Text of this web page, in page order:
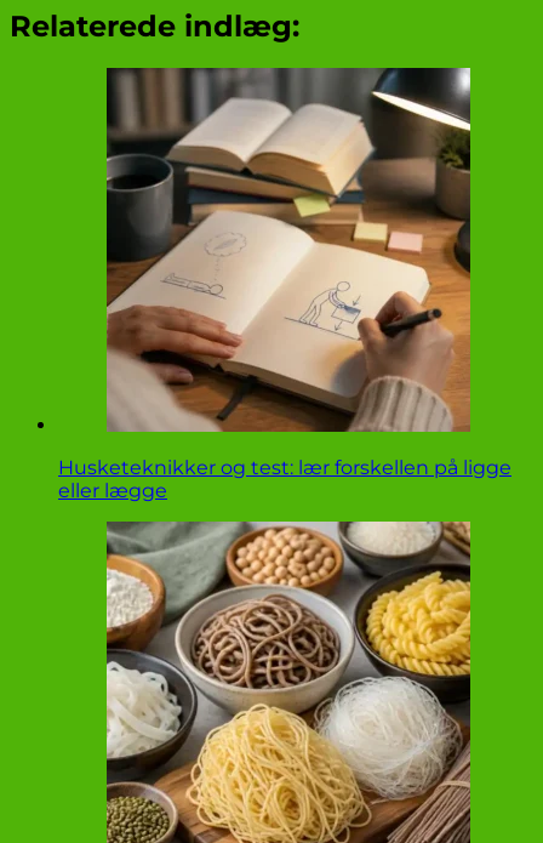
Relaterede indlæg:
Husketeknikker og test: lær forskellen på ligge
eller lægge